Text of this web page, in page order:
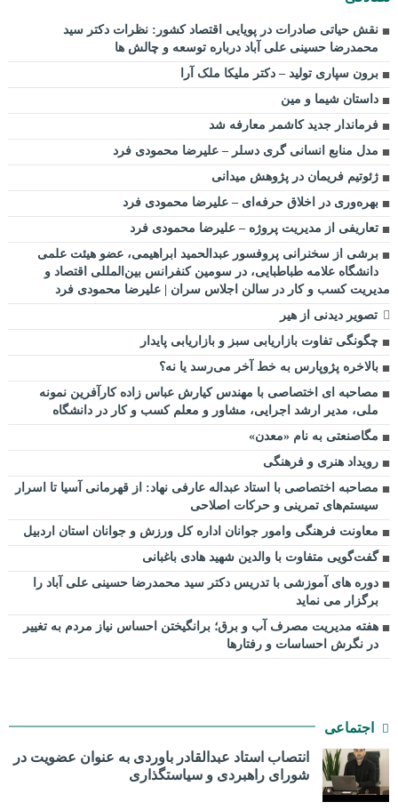
نقش حیاتی صادرات در پویایی اقتصاد کشور: نظرات دکتر سید
محمدرضا حسینی علی آباد درباره توسعه و چالش ها
برون سپاری تولید – دکتر ملیکا ملک آرا
داستان شیما و مین
فرماندار جدید کاشمر معارفه شد
مدل منابع انسانی گری دسلر – علیرضا محمودی فرد
ژئوتیم فریمان در پژوهش میدانی
بهره‌وری در اخلاق حرفه‌ای – علیرضا محمودی فرد
تعاریفی از مدیریت پروژه – علیرضا محمودی فرد
برشی از سخنرانی پروفسور عبدالحمید ابراهیمی، عضو هیئت علمی
دانشگاه علامه طباطبایی، در سومین کنفرانس بین‌المللی اقتصاد و
مدیریت کسب و کار در سالن اجلاس سران | علیرضا محمودی فرد
تصویر دیدنی از هیر
چگونگی تفاوت بازاریابی سبز و بازاریابی پایدار
بالاخره پژوپارس به خط آخر می‌رسد یا نه؟
مصاحبه ای اختصاصی با مهندس کیارش عباس زاده کارآفرین نمونه
ملی، مدیر ارشد اجرایی، مشاور و معلم کسب و کار در دانشگاه
مگاصنعتی به نام «معدن»
رویداد هنری و فرهنگی
مصاحبه اختصاصی با استاد عبداله عارفی نهاد: از قهرمانی آسیا تا اسرار
سیستم‌های تمرینی و حرکات اصلاحی
معاونت فرهنگی وامور جوانان اداره کل ورزش و جوانان استان اردبیل
گفت‌گویی متفاوت با والدین شهید هادی باغبانی
دوره های آموزشی با تدریس دکتر سید محمدرضا حسینی علی آباد را
برگزار می نماید
هفته مدیریت مصرف آب و برق؛ برانگیختن احساس نیاز مردم به تغییر
در نگرش احساسات و رفتارها
اجتماعی
انتصاب استاد عبدالقادر باوردی به عنوان عضویت در
شورای راهبردی و سیاستگذاری